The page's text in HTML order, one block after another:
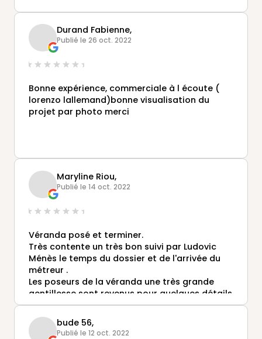
Durand Fabienne,
Publié le 26 oct. 2022
Bonne expérience, commerciale à l écoute (
lorenzo lallemand)bonne visualisation du
projet par photo merci
Maryline Riou,
Publié le 14 oct. 2022
Véranda posé et terminer.
Très contente un très bon suivi par Ludovic
Ménès le temps du dossier et de l'arrivée du
métreur .
Les poseurs de la véranda une très grande
gentillesse sont revenus pour quelques détails
par la suite.
Merci a Véranda rideau une assistante
maternelle très reconnaissante 😉
bude 56,
Publié le 12 oct. 2022